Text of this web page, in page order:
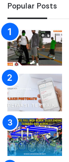
Popular Posts